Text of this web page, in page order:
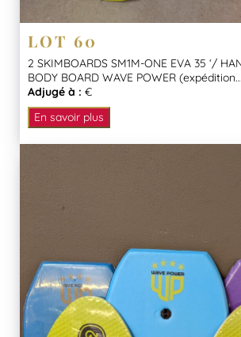
LOT 60
2 SKIMBOARDS SM1M-ONE EVA 35 ‘/
BODY BOARD WAVE POWER (expédition...
Adjugé à : €
En savoir plus